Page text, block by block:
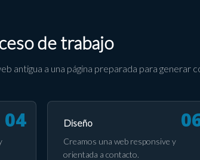
de trabajo
antigua a una página preparada para generar
Diseño
Creamos una web responsive y
orientada a contacto.